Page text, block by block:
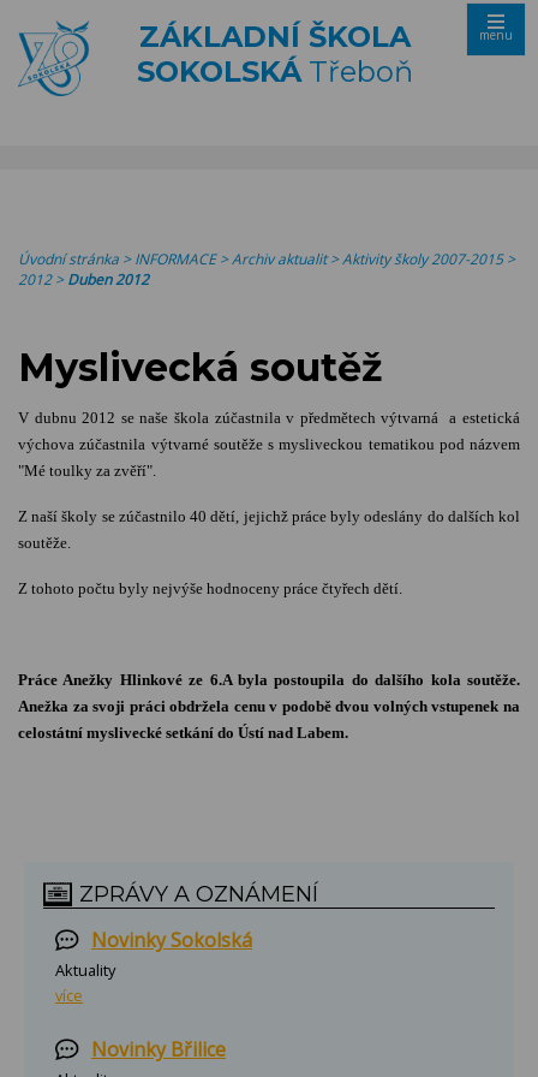
ZÁKLADNÍ ŠKOLA
SOKOLSKÁTřeboň
menu
Úvodní stránka >INFORMACE>Archiv aktualit>Aktivity školy 2007-2015>
2012>Duben 2012
Myslivecká soutěž
V dubnu 2012 se naše škola zúčastnila v předmětech výtvarná a estetická
výchova zúčastnila výtvarné soutěže s mysliveckou tematikou pod názvem
"Mé toulky za zvěří".
Z naší školy se zúčastnilo 40 dětí, jejichž práce byly odeslány do dalších kol
soutěže.
Z tohoto počtu byly nejvýše hodnoceny práce čtyřech dětí.
Práce Anežky Hlinkové ze 6.A byla postoupila do dalšího kola soutěže.
Anežka za svoji práci obdržela cenu v podobě dvou volných vstupenek na
celostátní myslivecké setkání do Ústí nad Labem.
ZPRÁVY A OZNÁMENÍ
Novinky Sokolská
Aktuality
více
Novinky Břilice